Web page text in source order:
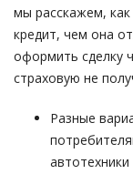
мы расскажем,
кредит, чем она
оформить сделку
страховую не
Разные